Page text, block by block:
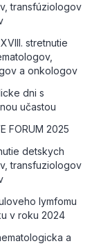
transfúziologov
stretnutie
a onkologov
dni s
učastou
FORUM 2025
detskych
transfuziologov
lymfomu
v roku 2024
a